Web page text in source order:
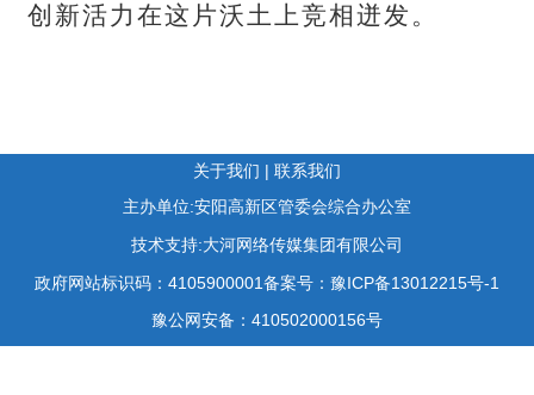
创新活力在这片沃土上竞相迸发。
关于我们
联系我们
主办单位:安阳高新区管委会综合办公室
技术支持:大河网络传媒集团有限公司
政府网站标识码：4105900001 备案号：豫ICP备13012215号-1
豫公网安备：410502000156号